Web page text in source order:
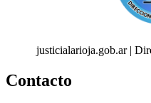
justicialarioja.gob.ar |
Contacto